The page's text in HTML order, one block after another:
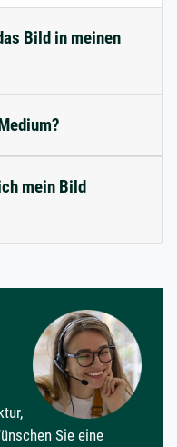
Bild in meinen
mein Bild
Sie eine